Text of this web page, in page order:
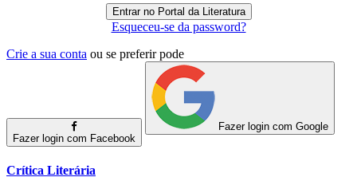
Esqueceu-se da password?
Crie a sua conta ou se preferir pode
Fazer login com Facebook
Fazer login com Google
Crítica Literária